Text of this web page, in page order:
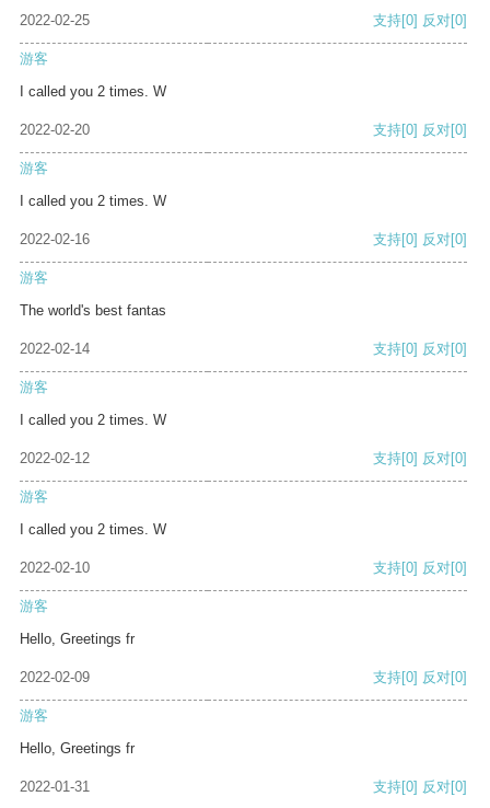
2022-02-25 支持[0] 反对[0]
游客
I called you 2 times. W
2022-02-20 支持[0] 反对[0]
游客
I called you 2 times. W
2022-02-16 支持[0] 反对[0]
游客
The world's best fantas
2022-02-14 支持[0] 反对[0]
游客
I called you 2 times. W
2022-02-12 支持[0] 反对[0]
游客
I called you 2 times. W
2022-02-10 支持[0] 反对[0]
游客
Hello, Greetings fr
2022-02-09 支持[0] 反对[0]
游客
Hello, Greetings fr
2022-01-31 支持[0] 反对[0]